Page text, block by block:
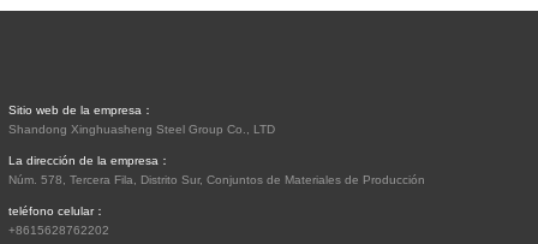
Sitio web de la empresa：
Shandong Xinghuasheng Steel Group Co., LTD
La dirección de la empresa：
Núm. 578, Tercera Fila, Distrito Sur, Conjuntos de Materiales de Producción
teléfono celular：
+8615628762202